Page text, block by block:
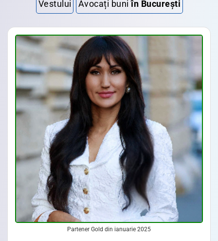
Vestului Avocați buniîn București
Partener Gold din ianuarie 2025